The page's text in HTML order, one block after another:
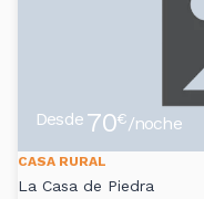
Desde 70€/noche
CASA RURAL
La Casa de Piedra